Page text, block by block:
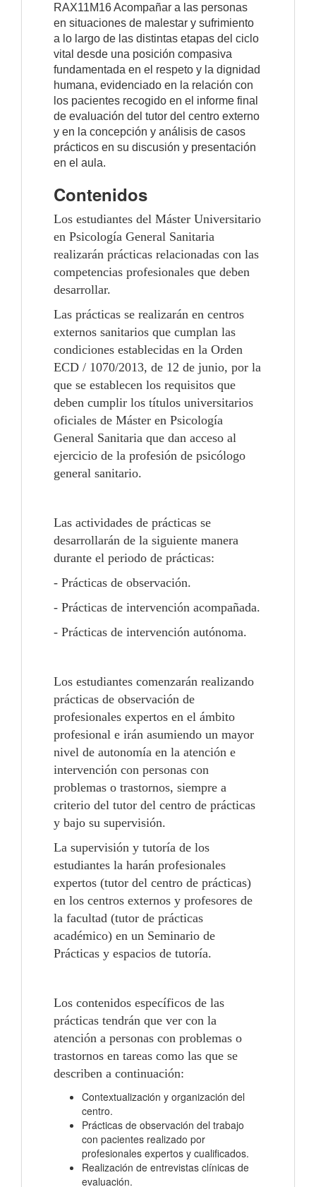
RAX11M16 Acompañar a las personas
en situaciones de malestar y sufrimiento
a lo largo de las distintas etapas del ciclo
vital desde una posición compasiva
fundamentada en el respeto y la dignidad
humana, evidenciado en la relación con
los pacientes recogido en el informe final
de evaluación del tutor del centro externo
y en la concepción y análisis de casos
prácticos en su discusión y presentación
en el aula.
Contenidos
Los estudiantes del Máster Universitario
en Psicología General Sanitaria
realizarán prácticas relacionadas con las
competencias profesionales que deben
desarrollar.
Las prácticas se realizarán en centros
externos sanitarios que cumplan las
condiciones establecidas en la Orden
ECD / 1070/2013, de 12 de junio, por la
que se establecen los requisitos que
deben cumplir los títulos universitarios
oficiales de Máster en Psicología
General Sanitaria que dan acceso al
ejercicio de la profesión de psicólogo
general sanitario.
Las actividades de prácticas se
desarrollarán de la siguiente manera
durante el periodo de prácticas:
- Prácticas de observación.
- Prácticas de intervención acompañada.
- Prácticas de intervención autónoma.
Los estudiantes comenzarán realizando
prácticas de observación de
profesionales expertos en el ámbito
profesional e irán asumiendo un mayor
nivel de autonomía en la atención e
intervención con personas con
problemas o trastornos, siempre a
criterio del tutor del centro de prácticas
y bajo su supervisión.
La supervisión y tutoría de los
estudiantes la harán profesionales
expertos (tutor del centro de prácticas)
en los centros externos y profesores de
la facultad (tutor de prácticas
académico) en un Seminario de
Prácticas y espacios de tutoría.
Los contenidos específicos de las
prácticas tendrán que ver con la
atención a personas con problemas o
trastornos en tareas como las que se
describen a continuación:
Contextualización y organización del
centro.
Prácticas de observación del trabajo
con pacientes realizado por
profesionales expertos y cualificados.
Realización de entrevistas clínicas de
evaluación.